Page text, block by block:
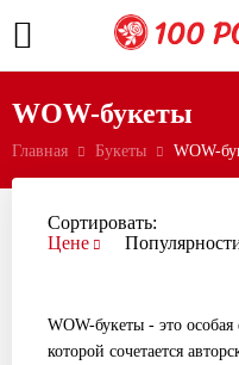
WOW-букеты
Главная Букеты WOW-
Сортировать:
Цене
WOW-букеты - это
которой сочетается